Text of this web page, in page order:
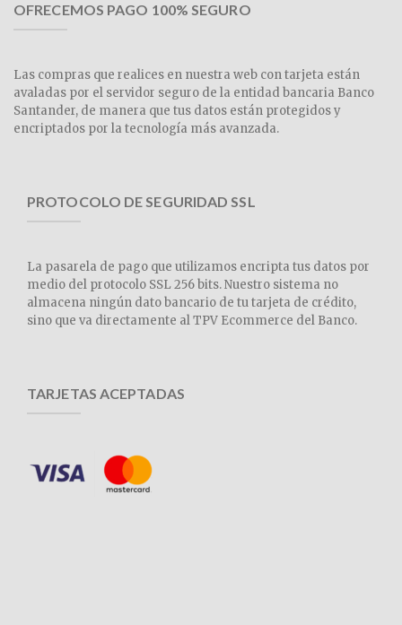
OFRECEMOS PAGO 100% SEGURO
Las compras que realices en nuestra web con tarjeta están
avaladas por el servidor seguro de la entidad bancaria Banco
Santander, de manera que tus datos están protegidos y
encriptados por la tecnología más avanzada.
PROTOCOLO DE SEGURIDAD SSL
La pasarela de pago que utilizamos encripta tus datos por
medio del protocolo SSL 256 bits. Nuestro sistema no
almacena ningún dato bancario de tu tarjeta de crédito,
sino que va directamente al TPV Ecommerce del Banco.
TARJETAS ACEPTADAS